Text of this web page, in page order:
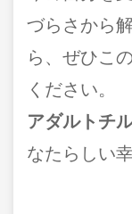
づらさから
ら、ぜひこ
ください。
アダルトチ
なたらしい